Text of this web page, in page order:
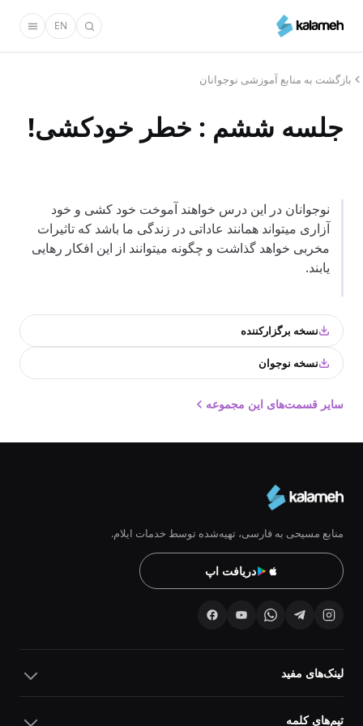
محتوای
EN
بازگشت به منابع آموزشی نوجوانان
جلسه ششم : خطر خودکشی!
نوجوانان در این درس خواهند آموخت خود کشی و خود
آزاری میتواند همانند عاداتی در زندگی ما باشد که تاثیرات
مخربی خواهد گذاشت و چگونه میتوانند از این افکار رهایی
یابند.
نسخه برگزارکننده
نسخه نوجوان
سایر قسمت‌های این مجموعه
منابع مسیحی به فارسی، تهیه‌شده توسط خدمات ایلام.
دریافت اپ
لینک‌های مفید
تیم‌های کلمه